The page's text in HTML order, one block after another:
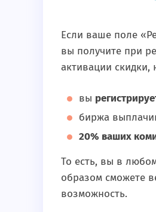
Если ваше поле
вы получите при
активации скидки,
вы
биржа
20% ваших
То есть, вы в
образом сможете
возможность.